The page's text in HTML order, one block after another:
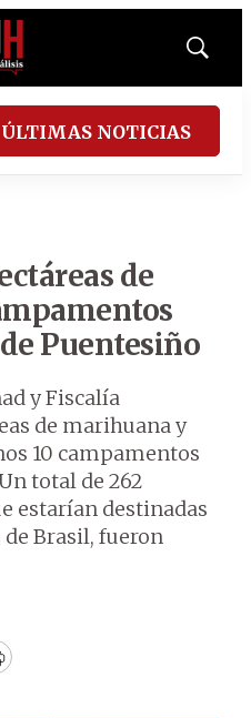
Mostrar
ÚLTIMAS NOTICIAS
de
Puentesiño
y Fiscalía
de marihuana y
10 campamentos
total de 262
estarían destinadas
Brasil, fueron